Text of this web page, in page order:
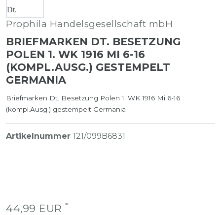
Prophila Handelsgesellschaft mbH
BRIEFMARKEN DT. BESETZUNG
POLEN 1. WK 1916 MI 6-16
(KOMPL.AUSG.) GESTEMPELT
GERMANIA
Briefmarken Dt. Besetzung Polen 1. WK 1916 Mi 6-16
(kompl.Ausg.) gestempelt Germania
Artikelnummer 121/099B6831
44,99 EUR *